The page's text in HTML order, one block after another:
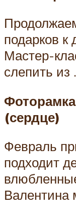
подарков к
Мастер-
слепить из
(сердце)
Февраль
подходит
Валентина